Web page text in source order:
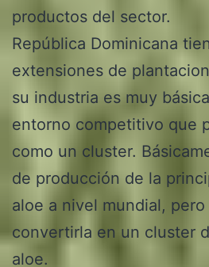
productos del sector.
República Dominicana
extensiones de
su industria es muy
entorno competitivo que
como un cluster.
de producción de la
aloe a nivel mundial,
convertirla en un cluster
aloe.